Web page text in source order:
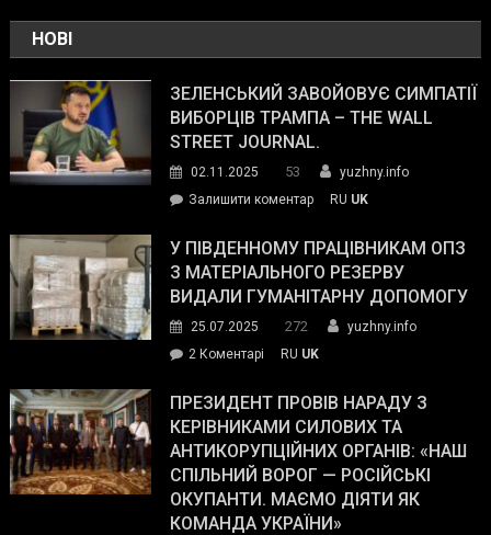
НОВІ
ЗЕЛЕНСЬКИЙ ЗАВОЙОВУЄ СИМПАТІЇ
ВИБОРЦІВ ТРАМПА – THE WALL
STREET JOURNAL.
02.11.2025 53
yuzhny.info
Залишити коментарon
завойовує
симпатії
виборців
The
Street
Journal.
RU UK
У ПІВДЕННОМУ ПРАЦІВНИКАМ ОПЗ
З МАТЕРІАЛЬНОГО РЕЗЕРВУ
ВИДАЛИ ГУМАНІТАРНУ ДОПОМОГУ
25.07.2025 272
yuzhny.info
2 Коментарі
Південному
працівникам
ОПЗ
з
матеріального
резерву
RU UK
ПРЕЗИДЕНТ ПРОВІВ НАРАДУ З
КЕРІВНИКАМИ СИЛОВИХ ТА
АНТИКОРУПЦІЙНИХ ОРГАНІВ: «НАШ
СПІЛЬНИЙ ВОРОГ — РОСІЙСЬКІ
ОКУПАНТИ. МАЄМО ДІЯТИ ЯК
КОМАНДА УКРАЇНИ»